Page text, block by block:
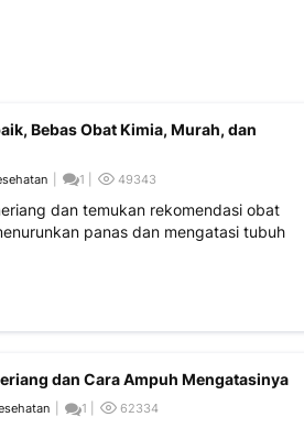
Bebas Obat Kimia, Murah, dan
1 | 49343
dan temukan rekomendasi obat
panas dan mengatasi tubuh
dan Cara Ampuh Mengatasinya
1 | 62334